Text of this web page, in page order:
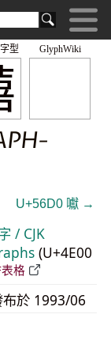
GlyphWiki
型
U+56D0 囐 →
/ CJK
(U+4E00
格
於 1993/06